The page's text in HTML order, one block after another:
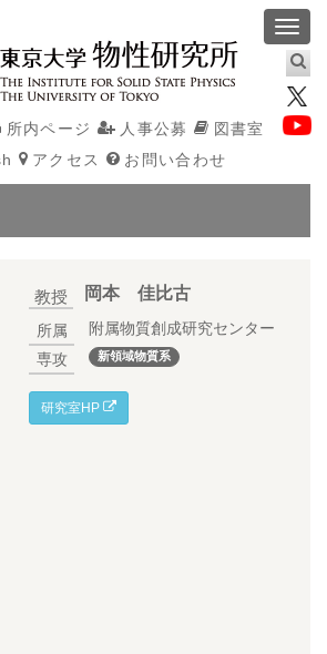
所内ページ 人事公募
図書室
アクセス お問い合わせ
教授 岡本 佳比古
所属
附属物質創成研究センター
専攻
新領域物質系
研究室HP